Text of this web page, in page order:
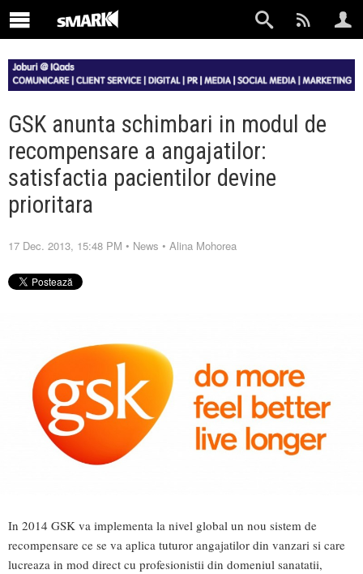
GSK anunta schimbari in modul de
recompensare a angajatilor:
satisfactia pacientilor devine
prioritara
17 Dec. 2013, 15:48 PM • News • Alina Mohorea
In 2014 GSK va implementa la nivel global un nou sistem de
recompensare ce se va aplica tuturor angajatilor din vanzari si care
lucreaza in mod direct cu profesionistii din domeniul sanatatii,